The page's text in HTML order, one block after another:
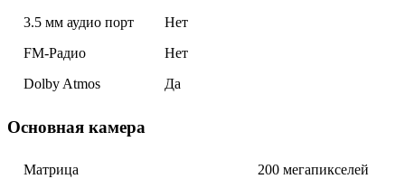
3.5 мм аудио порт
Нет
FM-Радио
Нет
Dolby Atmos
Да
Основная камера
Матрица
200 мегапикселей